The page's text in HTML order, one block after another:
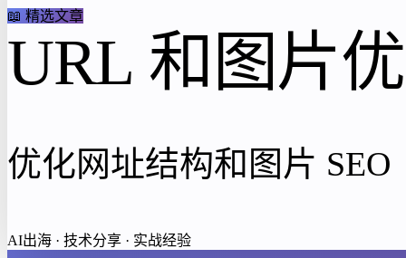
📖 精选文章
URL 和图片
优化网址结构和图片 SEO
AI出海 · 技术分享 · 实战经验